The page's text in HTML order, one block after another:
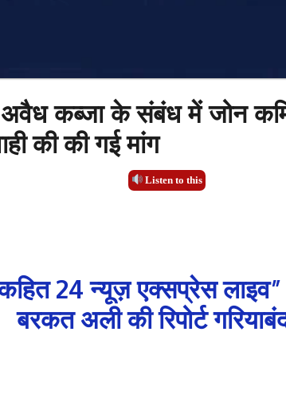
कब्जा के संबंध में जोन
की की गई मांग
Listen to this
24 न्यूज़ एक्सप्रेस
बरकत अली की रिपोर्ट